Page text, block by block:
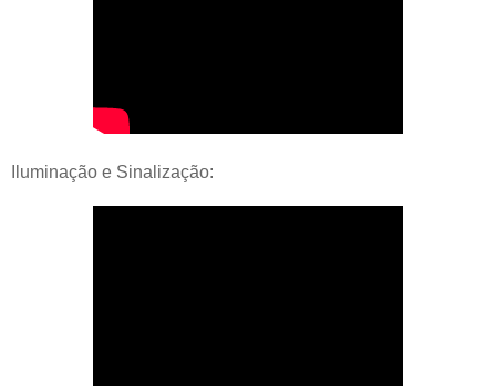
Iluminação e Sinalização: